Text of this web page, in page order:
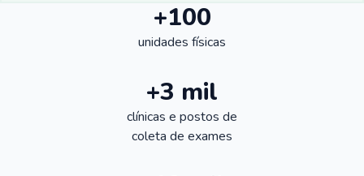
+100
unidades físicas
+3 mil
clínicas e postos de
coleta de exames